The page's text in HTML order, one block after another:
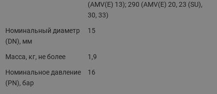
(AMV(E) 13); 290 (AMV(E) 20, 23 (SU),
30, 33)
Номинальный диаметр
(DN), мм
15
Масса, кг, не более
1,9
Номинальное давление
(PN), бар
16